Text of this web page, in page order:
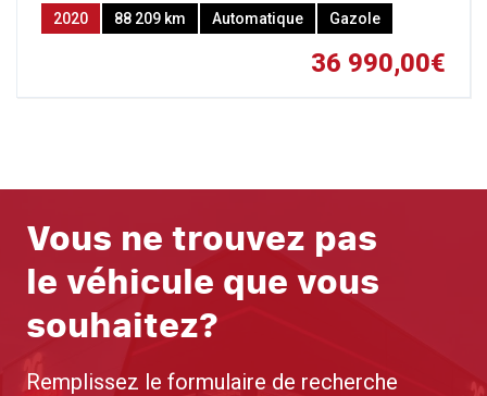
36 990,00€
2020 88 209 km Automatique Gazole
Vous ne trouvez pas
le véhicule que vous
souhaitez?
Remplissez le formulaire de recherche